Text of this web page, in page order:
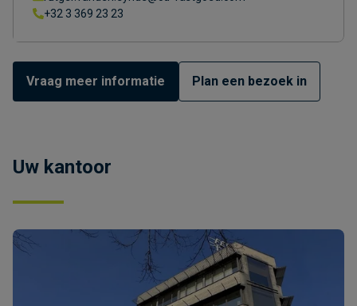
+32 3 369 23 23
Vraag meer informatie Plan een bezoek in
Uw kantoor